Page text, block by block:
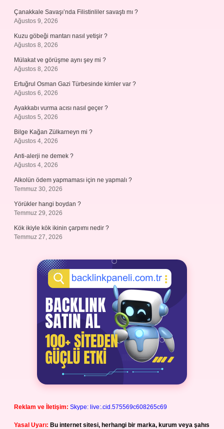
Çanakkale Savaşı’nda Filistinliler savaştı mı ?
Ağustos 9, 2026
Kuzu göbeği mantarı nasıl yetişir ?
Ağustos 8, 2026
Mülakat ve görüşme aynı şey mi ?
Ağustos 8, 2026
Ertuğrul Osman Gazi Türbesinde kimler var ?
Ağustos 6, 2026
Ayakkabı vurma acısı nasıl geçer ?
Ağustos 5, 2026
Bilge Kağan Zülkarneyn mi ?
Ağustos 4, 2026
Anti-alerji ne demek ?
Ağustos 4, 2026
Alkolün ödem yapmaması için ne yapmalı ?
Temmuz 30, 2026
Yörükler hangi boydan ?
Temmuz 29, 2026
Kök ikiyle kök ikinin çarpımı nedir ?
Temmuz 27, 2026
Reklam ve İletişim: Skype: live:.cid.575569c608265c69
Yasal Uyarı: Bu internet sitesi, herhangi bir marka, kurum veya şahıs